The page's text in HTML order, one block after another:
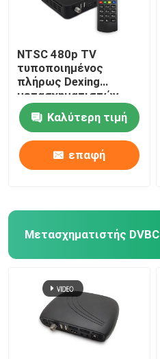
NTSC 480p TV
τυποποιημένος
πλήρως Dexing
μετασχηματιστών
ραδιο
μετασχηματιστής
εικόνας DVB Γ
Καλύτερη τιμή
επαφή
Μετασχηματιστής DVBC